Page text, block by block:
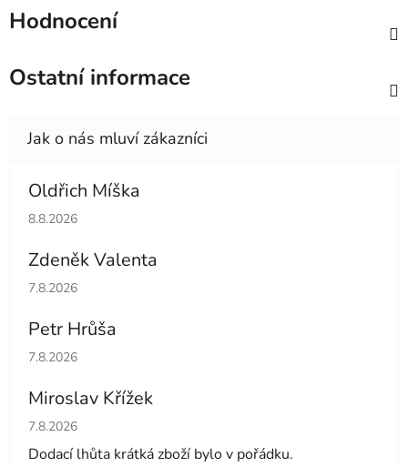
Hodnocení
Ostatní informace
Oldřich Míška
Hodnocení obchodu je 5 z 5 hvězdiček.
8.8.2026
Zdeněk Valenta
Hodnocení obchodu je 5 z 5 hvězdiček.
7.8.2026
Petr Hrůša
Hodnocení obchodu je 5 z 5 hvězdiček.
7.8.2026
Miroslav Křížek
Hodnocení obchodu je 5 z 5 hvězdiček.
7.8.2026
Dodací lhůta krátká zboží bylo v pořádku.